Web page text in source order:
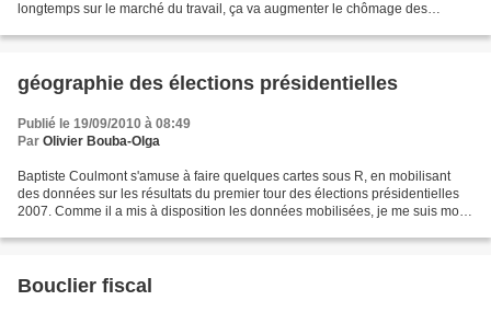
longtemps sur le marché du travail, ça va augmenter le chômage des
géographie des élections présidentielles
Publié le 19/09/2010 à 08:49
Par Olivier Bouba-Olga
Baptiste Coulmont s'amuse à faire quelques cartes sous R, en mobilisant
des données sur les résultats du premier tour des élections présidentielles
2007. Comme il a mis à disposition les données mobilisées, je me suis moi-
Bouclier fiscal